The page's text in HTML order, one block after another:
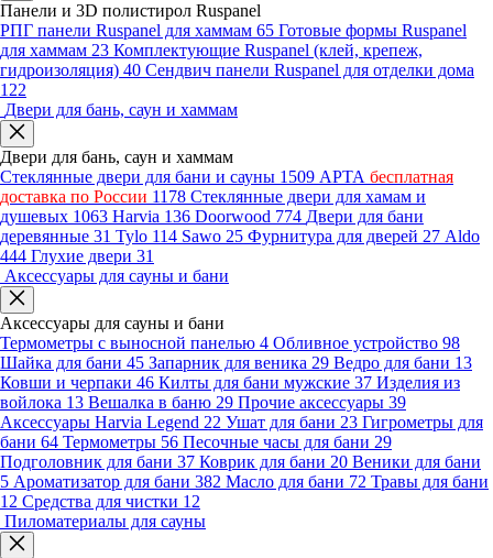
Панели и 3D полистирол Ruspanel
РПГ панели Ruspanel для хаммам 65 Готовые формы Ruspanel
для хаммам 23 Комплектующие Ruspanel (клей, крепеж,
гидроизоляция) 40 Сендвич панели Ruspanel для отделки дома
122
Двери для бань, саун и хаммам
Двери для бань, саун и хаммам
Стеклянные двери для бани и сауны 1509 АРТА бесплатная
доставка по России 1178 Стеклянные двери для хамам и
душевых 1063 Harvia 136 Doorwood 774 Двери для бани
деревянные 31 Tylo 114 Sawo 25 Фурнитура для дверей 27 Aldo
444 Глухие двери 31
Аксессуары для сауны и бани
Аксессуары для сауны и бани
Термометры с выносной панелью 4 Обливное устройство 98
Шайка для бани 45 Запарник для веника 29 Ведро для бани 13
Ковши и черпаки 46 Килты для бани мужские 37 Изделия из
войлока 13 Вешалка в баню 29 Прочие аксессуары 39
Аксессуары Harvia Legend 22 Ушат для бани 23 Гигрометры для
бани 64 Термометры 56 Песочные часы для бани 29
Подголовник для бани 37 Коврик для бани 20 Веники для бани
5 Ароматизатор для бани 382 Масло для бани 72 Травы для бани
12 Средства для чистки 12
Пиломатериалы для сауны